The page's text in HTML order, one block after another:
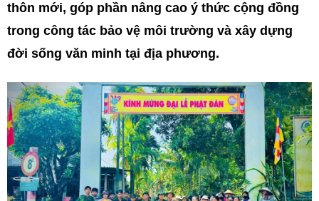
thôn mới, góp phần nâng cao ý thức cộng đồng
trong công tác bảo vệ môi trường và xây dựng
đời sống văn minh tại địa phương.